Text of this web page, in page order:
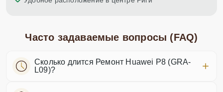
Часто задаваемые вопросы (FAQ)
Сколько длится Ремонт Huawei P8 (GRA-
L09)?